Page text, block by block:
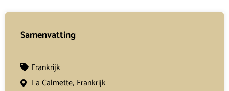
Samenvatting
Frankrijk
La Calmette, Frankrijk